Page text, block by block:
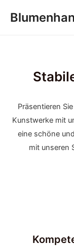
Inhalt
Präsentieren
Kunstwerke mit
eine schöne
mit unseren